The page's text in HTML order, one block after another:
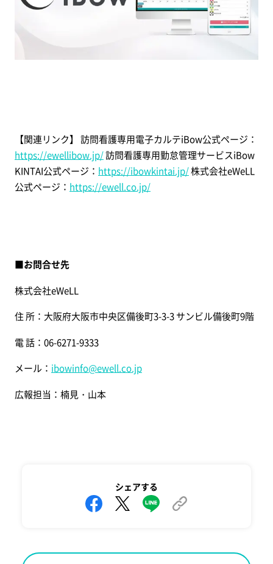
【関連リンク】 訪問看護専用電子カルテiBow公式ページ：
https://ewellibow.jp/訪問看護専用勤怠管理サービスiBow
KINTAI公式ページ： https://ibowkintai.jp/株式会社eWeLL
公式ページ： https://ewell.co.jp/
■お問合せ先
株式会社eWeLL
住 所：大阪府大阪市中央区備後町3-3-3 サンビル備後町9階
電 話：06-6271-9333
メール： ibowinfo@ewell.co.jp
広報担当：楠見・山本
シェアする